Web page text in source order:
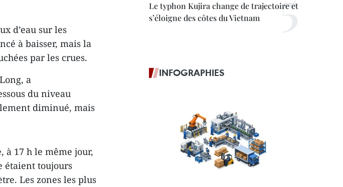
d’eau sur les
à baisser, mais la
par les crues.
a
du niveau
diminué, mais
à 17 h le même jour,
étaient toujours
Les zones les plus
Le typhon Kujira change de trajectoire et
s’éloigne des côtes du Vietnam
INFOGRAPHIES